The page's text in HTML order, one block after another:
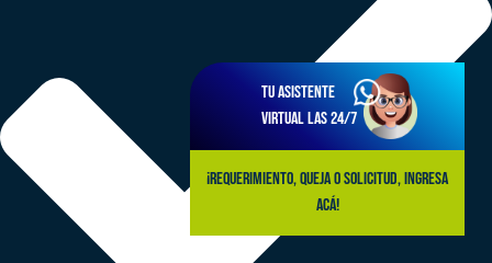
Tu asistente
virtual las 24/7
¡Requerimiento, queja o solicitud, ingresa
acá!